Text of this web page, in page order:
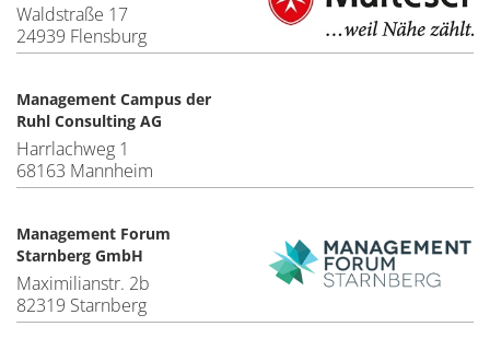
Waldstraße 17
24939 Flensburg
Management Campus der
Ruhl Consulting AG
Harrlachweg 1
68163 Mannheim
Management Forum
Starnberg GmbH
Maximilianstr. 2b
82319 Starnberg